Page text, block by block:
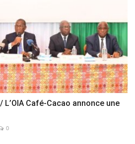
L’OIA Café-Cacao annonce une
0